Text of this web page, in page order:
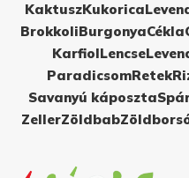
KaktuszKukorica
BrokkoliBurgonyaCékla
KarfiolLencse
ParadicsomRetek
Savanyú káposzta
ZellerZöldbab